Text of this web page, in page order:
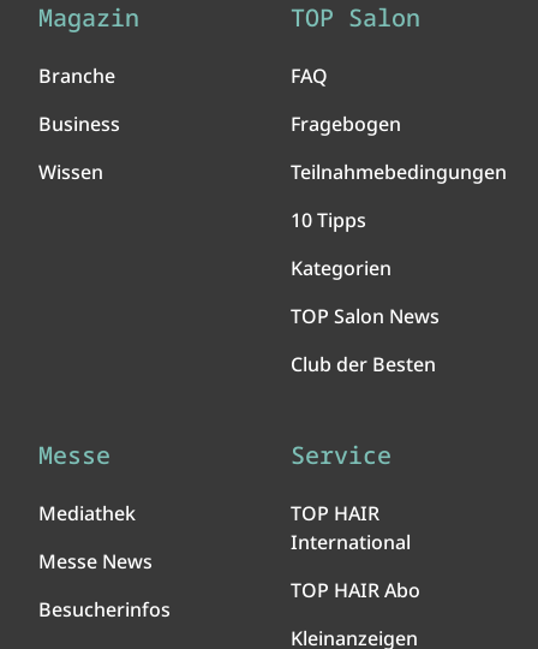
Magazin
Branche
Business
Wissen
TOP Salon
FAQ
Fragebogen
Teilnahmebedingungen
10 Tipps
Kategorien
TOP Salon News
Club der Besten
Messe
Mediathek
Messe News
Besucherinfos
Service
TOP HAIR
International
TOP HAIR Abo
Kleinanzeigen